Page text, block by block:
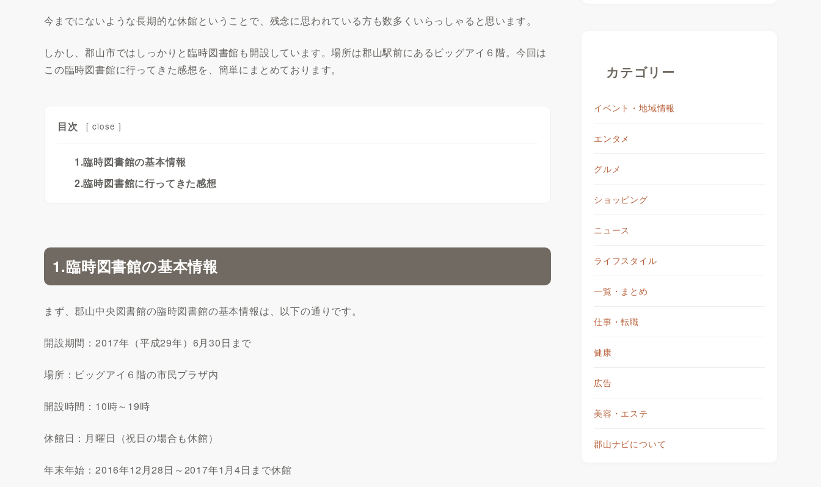
今までにないような長期的な休館ということで、残念に思われている方も数多くいらっしゃると思います。
しかし、郡山市ではしっかりと臨時図書館も開設しています。場所は郡山駅前にあるビッグアイ６階。今回は
この臨時図書館に行ってきた感想を、簡単にまとめております。
目次 [ close ]
1.臨時図書館の基本情報
2.臨時図書館に行ってきた感想
1.臨時図書館の基本情報
まず、郡山中央図書館の臨時図書館の基本情報は、以下の通りです。
開設期間：2017年（平成29年）6月30日まで
場所：ビッグアイ６階の市民プラザ内
開設時間：10時～19時
休館日：月曜日（祝日の場合も休館）
年末年始：2016年12月28日～2017年1月4日まで休館
カテゴリー
イベント・地域情報
エンタメ
グルメ
ショッピング
ニュース
ライフスタイル
一覧・まとめ
仕事・転職
健康
広告
美容・エステ
郡山ナビについて